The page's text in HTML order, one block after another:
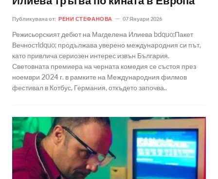
Публикувана от: РЕНИ СТЕФАНОВА 07 Януари 2026
Режисьорският дебют на Магделена Илиева bdquo;Пакет
Вечностldquo; продължава уверено международния си път,
като привлича сериозен интерес извън България.
Световната премиера на черната комедия се състоя през
ноември 2024 г. в рамките на Международния филмов
фестивал в Котбус, Германия, откъдето започва..